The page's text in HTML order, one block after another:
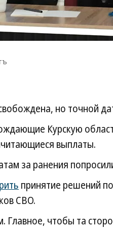
но точной
Курскую
выплаты.
за ранения
принятие решений
СВО.
Главное, чтобы та